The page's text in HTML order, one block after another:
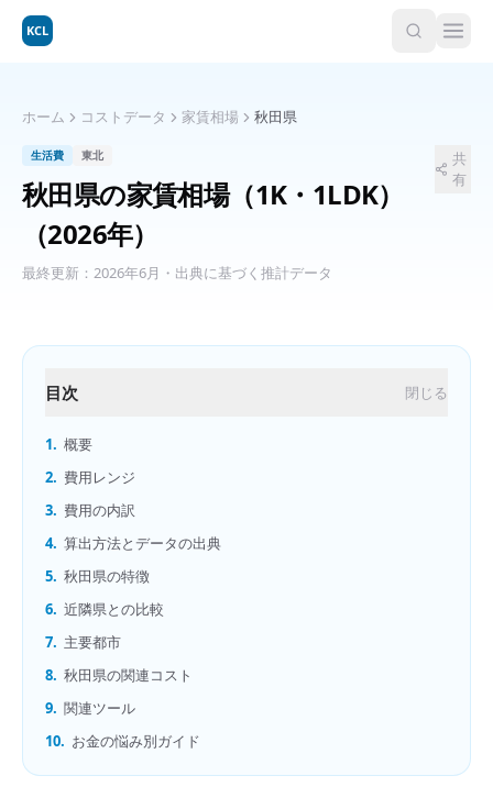
KCL
ホーム コストデータ 家賃相場 秋田県
生活費 東北
秋田県の家賃相場（1K・1LDK）
（2026年）
最終更新： 2026年6月 ・出典に基づく推計データ
共
有
目次 閉じる
1. 概要
2. 費用レンジ
3. 費用の内訳
4. 算出方法とデータの出典
5. 秋田県の特徴
6. 近隣県との比較
7. 主要都市
8. 秋田県の関連コスト
9. 関連ツール
10. お金の悩み別ガイド